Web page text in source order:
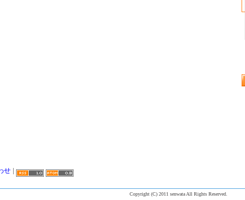
せ
Copyright (C) 2011 senwata All Rights Reserved.